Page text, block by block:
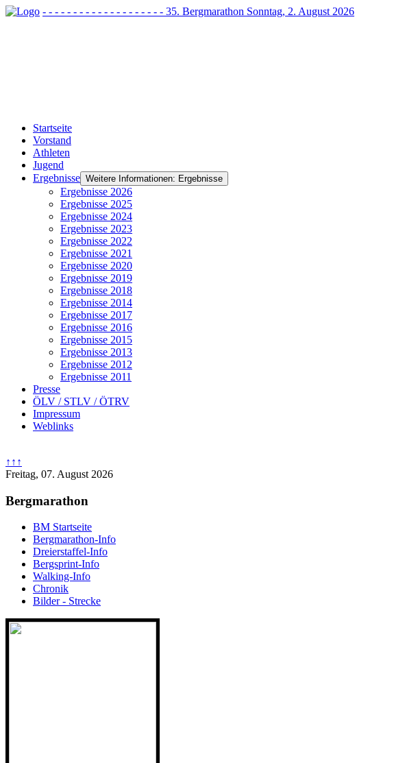
- - - - - - - - - - - - - - - - - - - - 35. Bergmarathon Sonntag, 2. August 2026
Startseite
Vorstand
Athleten
Jugend
Ergebnisse Weitere Informationen: Ergebnisse
Ergebnisse 2026
Ergebnisse 2025
Ergebnisse 2024
Ergebnisse 2023
Ergebnisse 2022
Ergebnisse 2021
Ergebnisse 2020
Ergebnisse 2019
Ergebnisse 2018
Ergebnisse 2014
Ergebnisse 2017
Ergebnisse 2016
Ergebnisse 2015
Ergebnisse 2013
Ergebnisse 2012
Ergebnisse 2011
Presse
ÖLV / STLV / ÖTRV
Impressum
Weblinks
↑↑↑
Freitag, 07. August 2026
Bergmarathon
BM Startseite
Bergmarathon-Info
Dreierstaffel-Info
Bergsprint-Info
Walking-Info
Chronik
Bilder - Strecke